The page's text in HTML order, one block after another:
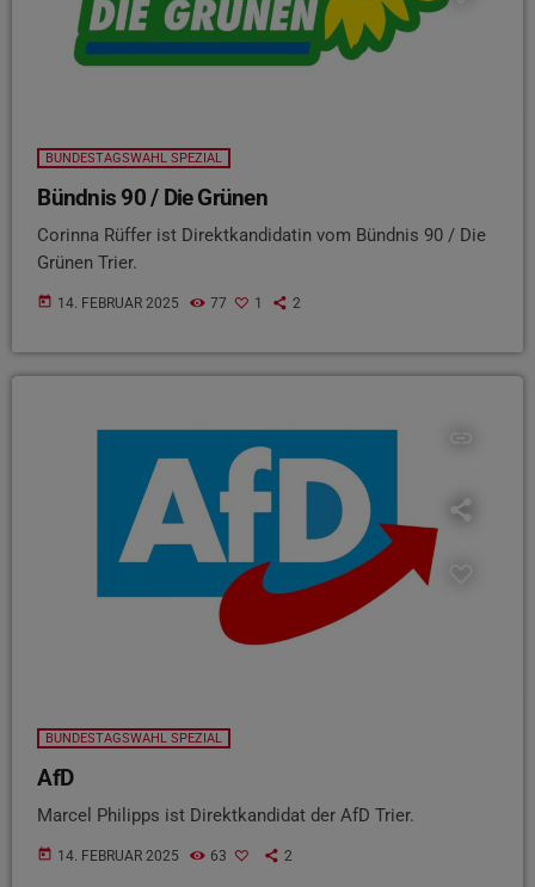
BUNDESTAGSWAHL SPEZIAL
Bündnis 90 / Die Grünen
Corinna Rüffer ist Direktkandidatin vom Bündnis 90 / Die
Grünen Trier.
today 14. FEBRUAR 2025 77 1 2
BUNDESTAGSWAHL SPEZIAL
AfD
Marcel Philipps ist Direktkandidat der AfD Trier.
today 14. FEBRUAR 2025 63 2